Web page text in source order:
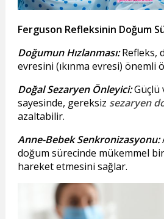
Ferguson Refleksinin Doğum
Doğumun Hızlanması:Refleks,
evresini (ıkınma evresi) önemli
Doğal Sezaryen Önleyici:Güçlü
sayesinde, gereksiz sezaryen
azaltabilir.
Anne-Bebek Senkronizasyonu:
doğum sürecinde mükemmel
hareket etmesini sağlar.